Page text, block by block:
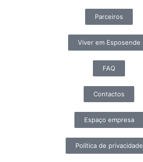
Parceiros
Viver em Esposende
FAQ
Contactos
Espaço empresa
Política de privacidade